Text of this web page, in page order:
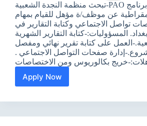
تبحث منظمة النجدة الشعبية-PAO وضمن برنامج
عن موظف/ة مؤهل للقيام بمهام
تواصل الاجتماعي وكتابة التقارير في
المسؤوليات:-كتابة التقارير الشهرية
العمل على كتابة تقرير نهائي ومفصل
إدارة صفحات التواصل الاجتماعي .
Apply Now
وظيفة
ميديا
التقارير